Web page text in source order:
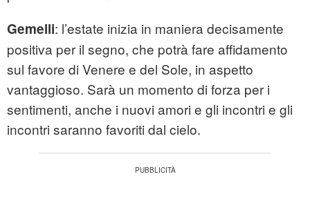
Gemelli: l’estate inizia in maniera decisamente
positiva per il segno, che potrà fare affidamento
sul favore di Venere e del Sole, in aspetto
vantaggioso. Sarà un momento di forza per i
sentimenti, anche i nuovi amori e gli incontri e gli
incontri saranno favoriti dal cielo.